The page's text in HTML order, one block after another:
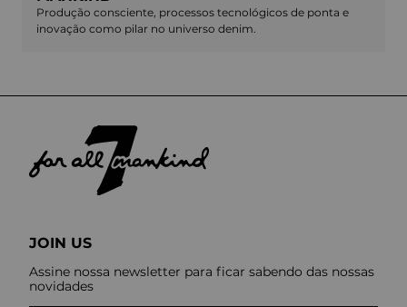
Produção consciente, processos tecnológicos de ponta e
inovação como pilar no universo denim.
JOIN US
Assine nossa newsletter para ficar sabendo das nossas
novidades